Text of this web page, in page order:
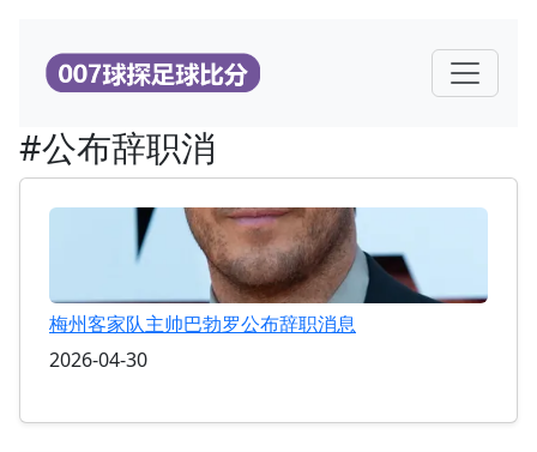
#公布辞职消
梅州客家队主帅巴勃罗公布辞职消息
2026-04-30